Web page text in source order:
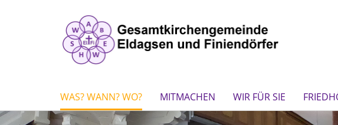
WAS? WANN? WO? MITMACHEN WIR FÜR SIE